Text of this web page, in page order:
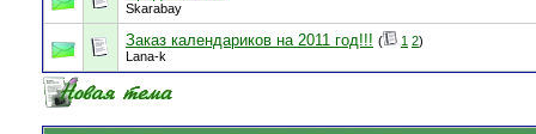
Skarabay
Заказ календариков на 2011 год!!! ( 1 2)
Lana-k